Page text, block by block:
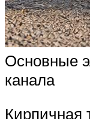
Основные
канала
Кирпичная